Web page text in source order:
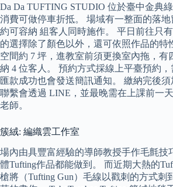
Da Da TUFTING STUDIO 位於臺中金典
消費可做停車折抵。 場域有一整面的落
約可容納 組客人同時施作。 平日前往只
的選擇除了顏色以外，還可依照作品的特
空間約 7 坪，進教室前須更換室內拖，有
納 4 位客人。 預約方式採線上平臺預約，
匯款成功也會發送簡訊通知。 繳納完後
聯繫會透過 LINE，並最晚需在上課前一
老師。
簇絨: 編織雲工作室
場內由具豐富經驗的導師教授手作毛氈技
體Tufting作品都能做到。 而近期大熱的
槍將（Tufting Gun）毛線以戳刺的方式刺